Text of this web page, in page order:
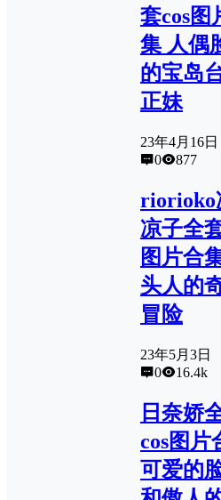
套cos图
集 人偶
的宝岛
正妹
23年4月16日
0
877
riorioko
凉子全
图片合
头人的
冒险
23年5月3日
0
16.4k
日奈娇
cos图片
可爱的